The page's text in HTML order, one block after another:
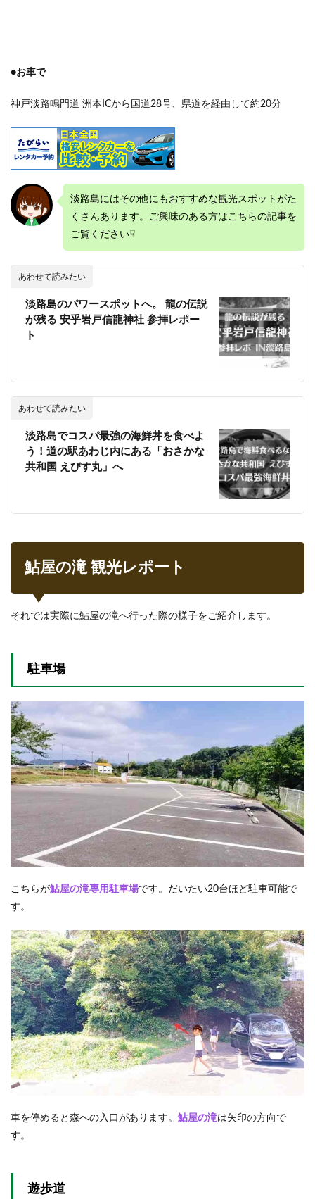
●お車で
神戸淡路鳴門道 洲本ICから国道28号、県道を経由して約20分
淡路島にはその他にもおすすめな観光スポットがた
くさんあります。ご興味のある方はこちらの記事を
ご覧ください☟
あわせて読みたい
淡路島のパワースポットへ。 龍の伝説
が残る 安乎岩戸信龍神社 参拝レポー
ト
あわせて読みたい
淡路島でコスパ最強の海鮮丼を食べよ
う！道の駅あわじ内にある「おさかな
共和国 えびす丸」へ
鮎屋の滝 観光レポート
それでは実際に鮎屋の滝へ行った際の様子をご紹介します。
駐車場
こちらが鮎屋の滝専用駐車場です。だいたい20台ほど駐車可能で
す。
車を停めると森への入口があります。 鮎屋の滝は矢印の方向で
す。
遊歩道